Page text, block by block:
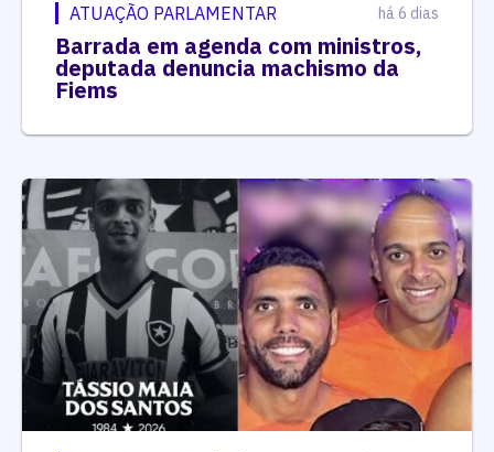
ATUAÇÃO PARLAMENTAR há 6 dias
Barrada em agenda com ministros,
deputada denuncia machismo da
Fiems